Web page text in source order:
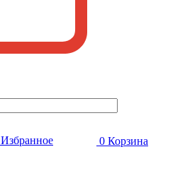
Избранное 0 Корзина